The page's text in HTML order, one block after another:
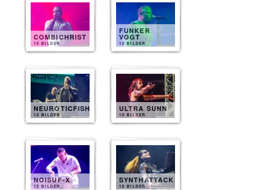
COMBICHRIST
10 BILDER
FUNKER
VOGT
10 BILDER
NEUROTICFISH
10 BILDER
ULTRA SUNN
10 BILDER
NOISUF-X
10 BILDER
SYNTHATTACK
10 BILDER